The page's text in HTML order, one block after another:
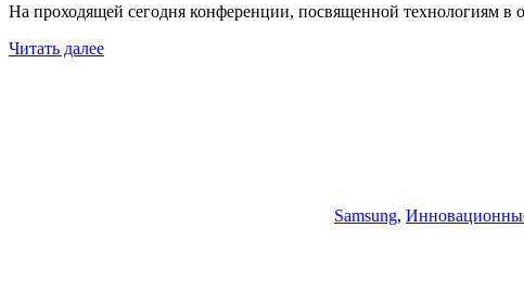
На проходящей сегодня конференции, посвященной технологиям в
Читать далее
Samsung,